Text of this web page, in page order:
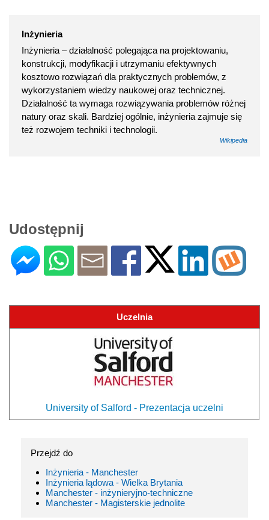
Inżynieria
Inżynieria – działalność polegająca na projektowaniu,
konstrukcji, modyfikacji i utrzymaniu efektywnych
kosztowo rozwiązań dla praktycznych problemów, z
wykorzystaniem wiedzy naukowej oraz technicznej.
Działalność ta wymaga rozwiązywania problemów różnej
natury oraz skali. Bardziej ogólnie, inżynieria zajmuje się
też rozwojem techniki i technologii.
Wikipedia
Udostępnij
Uczelnia
University of Salford - Prezentacja uczelni
Przejdź do
Inżynieria - Manchester
Inżynieria lądowa - Wielka Brytania
Manchester - inżynieryjno-techniczne
Manchester - Magisterskie jednolite